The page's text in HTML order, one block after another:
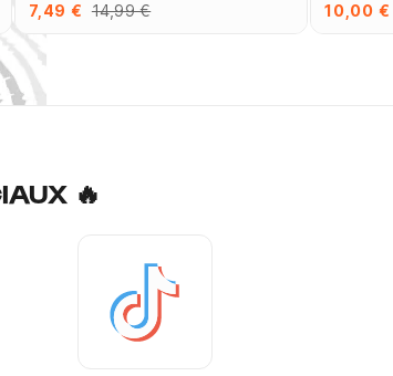
7,49 € 14,99 € 10,00 €
🔥